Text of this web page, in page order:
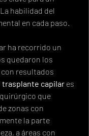
habilidad del
en cada paso.
ha recorrido un
quedaron los
resultados
trasplante capilar es
que
zonas con
la parte
a áreas con